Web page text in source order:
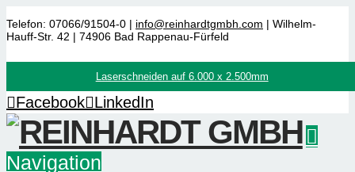
Telefon: 07066/91504-0 | info@reinhardtgmbh.com | Wilhelm-
Hauff-Str. 42 | 74906 Bad Rappenau-Fürfeld
Laserschneiden auf 6.000 x 2.500mm
Facebook LinkedIn
Navigation